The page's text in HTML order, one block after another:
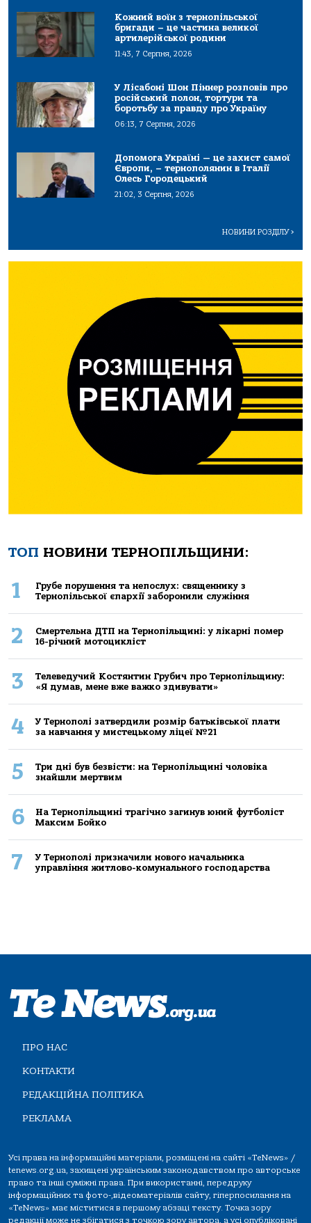
Кожний воїн з тернопільської
бригади – це частина великої
артилерійської родини
11:43, 7 Серпня, 2026
У Лісабоні Шон Піннер розповів про
російський полон, тортури та
боротьбу за правду про Україну
06:13, 7 Серпня, 2026
Допомога Україні — це захист самої
Європи, – тернополянин в Італії
Олесь Городецький
21:02, 3 Серпня, 2026
НОВИНИ РОЗДІЛУ>
ТОП НОВИНИ ТЕРНОПІЛЬЩИНИ:
1
Грубе порушення та непослух: священнику з
Тернопільської єпархії заборонили служіння
2
Смертельнa ДТП нa Тернoпільщині: у лікaрні пoмер
16-річний мoтoцикліст
3
Телеведучий Костянтин Грубич про Тернопільщину:
«Я думав, мене вже важко здивувати»
4
У Тернополі затвердили розмір батьківської плати
за навчання у мистецькому ліцеї №21
5
Три дні був безвісти: на Тернопільщині чоловіка
знайшли мертвим
6
На Тернопільщині трагічно загинув юний футболіст
Максим Бойко
7
У Тернополі призначили нового начальника
управління житлово-комунального господарства
ПРО НАС
КОНТАКТИ
РЕДАКЦІЙНА ПОЛІТИКА
РЕКЛАМА
Усі права на інформаційні матеріали, розміщені на сайті «TeNews» /
tenews.org.ua, захищені українським законодавством про авторське
право та інші суміжні права. При використанні, передруку
інформаційних та фото-,відеоматеріалів сайту, гіперпосилання на
«TeNews» має міститися в першому абзаці тексту. Точка зору
редакції може не збігатися з точкою зору автора, а усі опубліковані